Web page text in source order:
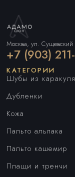
Москва, ул.
+7 (903)
КАТЕГОРИИ
Шубы из каракуля
Дубленки
Кожа
Пальто альпака
Пальто кашемир
Плащи и тренчи